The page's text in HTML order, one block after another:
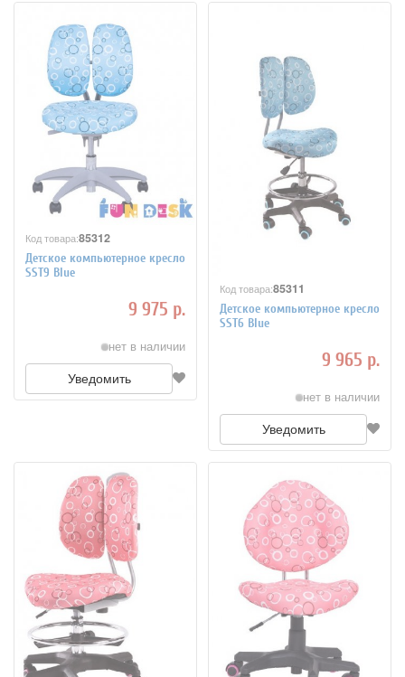
Код товара:85312
Детское компьютерное кресло
SST9 Blue
9 975 р.
нет в наличии
Уведомить
Код товара:85311
Детское компьютерное кресло
SST6 Blue
9 965 р.
нет в наличии
Уведомить